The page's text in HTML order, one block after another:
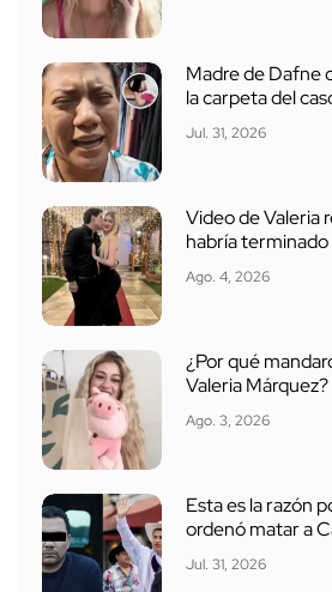
Madre de Dafne
la carpeta del
Jul. 31, 2026
Video de Valeria
habría terminado
Ago. 4, 2026
¿Por qué
Valeria Márquez?
Ago. 3, 2026
Esta es la razón
ordenó matar a
Jul. 31, 2026